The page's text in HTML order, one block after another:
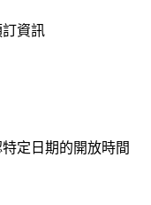
資訊
定日期的開放時間